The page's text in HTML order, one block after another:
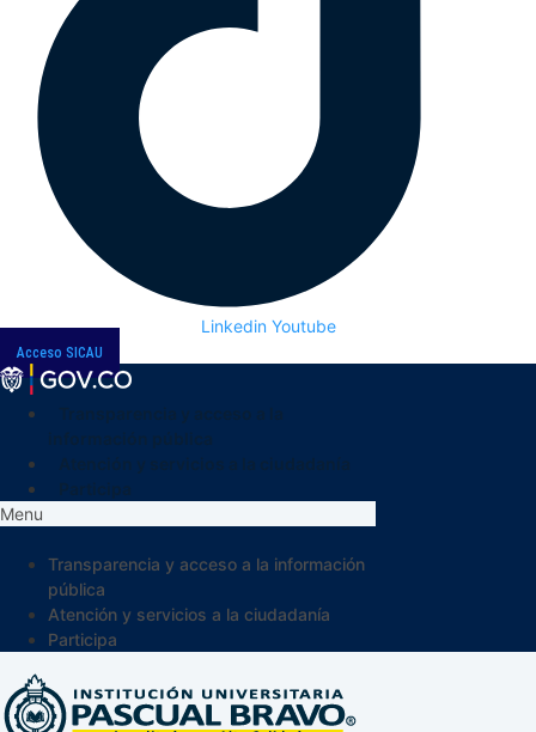
Linkedin Youtube
Acceso SICAU
Menu
Transparencia y acceso a la información
pública
Atención y servicios a la ciudadanía
Participa